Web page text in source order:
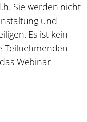
Sie werden nicht
und
Es ist kein
Teilnehmenden
Webinar